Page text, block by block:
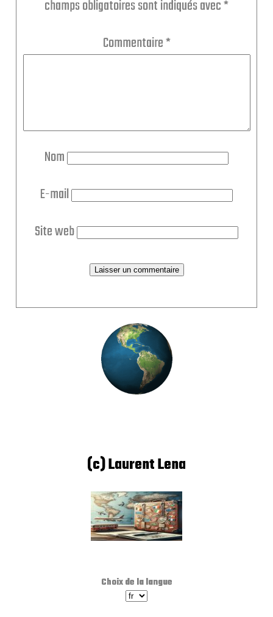
champs obligatoires sont indiqués avec*
Commentaire*
Nom
E-mail
Site web
(c) Laurent Lena
Choix de la langue